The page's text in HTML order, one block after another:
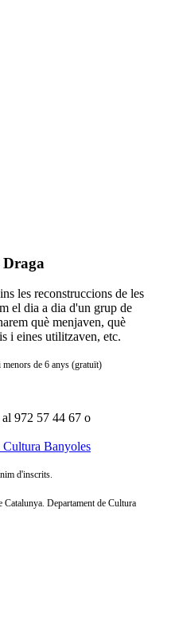
Draga
les reconstruccions de les
el dia a dia d'un grup de
què menjaven, què
i eines utilitzaven, etc.
de 6 anys (gratuït)
972 57 44 67 o
Cultura Banyoles
d'inscrits.
Departament de Cultura